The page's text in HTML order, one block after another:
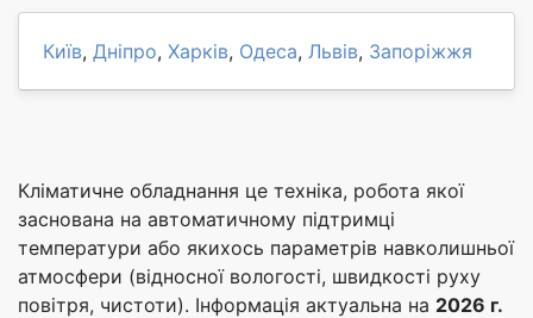
Київ, Дніпро, Харків, Одеса, Львів, Запоріжжя
Кліматичне обладнання це техніка, робота якої
заснована на автоматичному підтримці
температури або якихось параметрів навколишньої
атмосфери (відносної вологості, швидкості руху
повітря, чистоти). Інформація актуальна на 2026 г.